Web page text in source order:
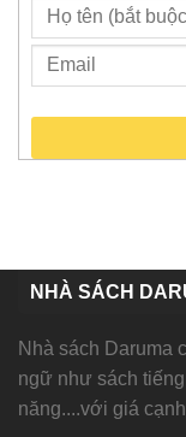
NHÀ SÁCH
Nhà sách Daruma
ngữ như sách
năng....với giá